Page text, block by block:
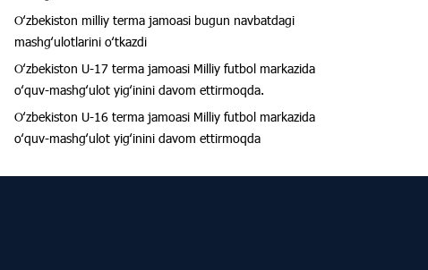
Oʻzbekiston milliy terma jamoasi bugun navbatdagi
mashgʻulotlarini oʻtkazdi
Oʻzbekiston U-17 terma jamoasi Milliy futbol markazida
oʻquv-mashgʻulot yigʻinini davom ettirmoqda.
Oʻzbekiston U-16 terma jamoasi Milliy futbol markazida
oʻquv-mashgʻulot yigʻinini davom ettirmoqda